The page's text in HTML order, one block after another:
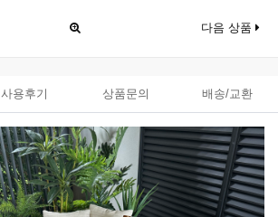
다음 상품
사용후기 상품문의 배송/교환